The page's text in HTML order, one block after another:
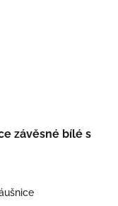
závěsné bílé s